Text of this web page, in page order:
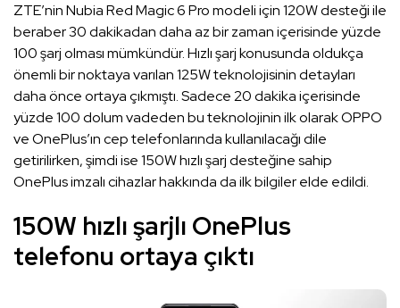
ZTE’nin Nubia Red Magic 6 Pro modeli için 120W desteği ile
beraber 30 dakikadan daha az bir zaman içerisinde yüzde
100 şarj olması mümkündür. Hızlı şarj konusunda oldukça
önemli bir noktaya varılan 125W teknolojisinin detayları
daha önce ortaya çıkmıştı. Sadece 20 dakika içerisinde
yüzde 100 dolum vadeden bu teknolojinin ilk olarak OPPO
ve OnePlus’ın cep telefonlarında kullanılacağı dile
getirilirken, şimdi ise 150W hızlı şarj desteğine sahip
OnePlus imzalı cihazlar hakkında da ilk bilgiler elde edildi.
150W hızlı şarjlı OnePlus
telefonu ortaya çıktı